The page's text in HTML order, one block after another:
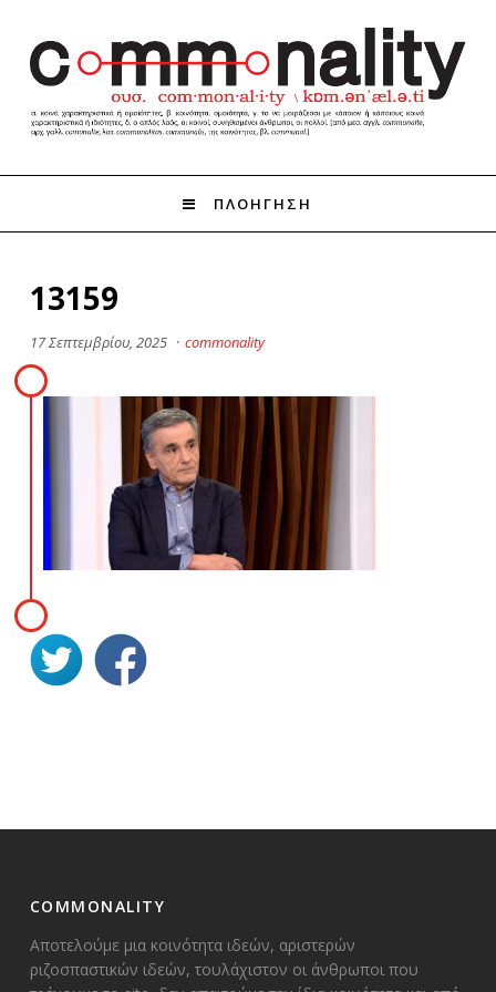
ΠΛΟΗΓΗΣΗ
13159
17 Σεπτεμβρίου, 2025 · commonality
COMMONALITY
Αποτελούμε μια κοινότητα ιδεών, αριστερών
ριζοσπαστικών ιδεών, τουλάχιστον οι άνθρωποι που